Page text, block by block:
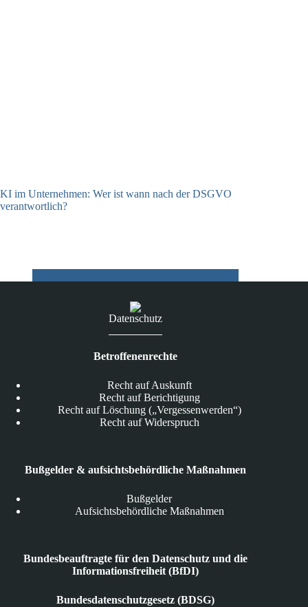
KI im Unternehmen: Wer ist wann nach der DSGVO
verantwortlich?
Datenschutz
Betroffenenrechte
Recht auf Auskunft
Recht auf Berichtigung
Recht auf Löschung („Vergessenwerden“)
Recht auf Widerspruch
Bußgelder & aufsichtsbehördliche Maßnahmen
Bußgelder
Aufsichtsbehördliche Maßnahmen
Bundesbeauftragte für den Datenschutz und die
Informationsfreiheit (BfDI)
Bundesdatenschutzgesetz (BDSG)